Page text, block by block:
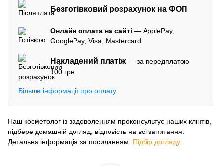
Безготівковий розрахунок на ФОП
Онлайн оплата на сайті — ApplePay,
GooglePay, Visa, Mastercard
Накладений платіж— за передплатою
100 грн
Більше інформації про оплату
Наш косметолог із задоволенням проконсультує наших клінтів,
підбере домашній догляд, відповість на всі запитання.
Детальна інформація за посиланням: Підбір догляду